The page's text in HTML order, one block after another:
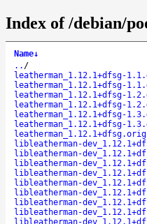
Index of /debian/
Name↓
.. /
leatherman_1.12.1+dfsg-
leatherman_1.12.1+dfsg-
leatherman_1.12.1+dfsg-
leatherman_1.12.1+dfsg-
leatherman_1.12.1+dfsg-
leatherman_1.12.1+dfsg-
libleatherman-
libleatherman-
libleatherman-
libleatherman-
libleatherman-
libleatherman-
libleatherman-
libleatherman-
libleatherman-